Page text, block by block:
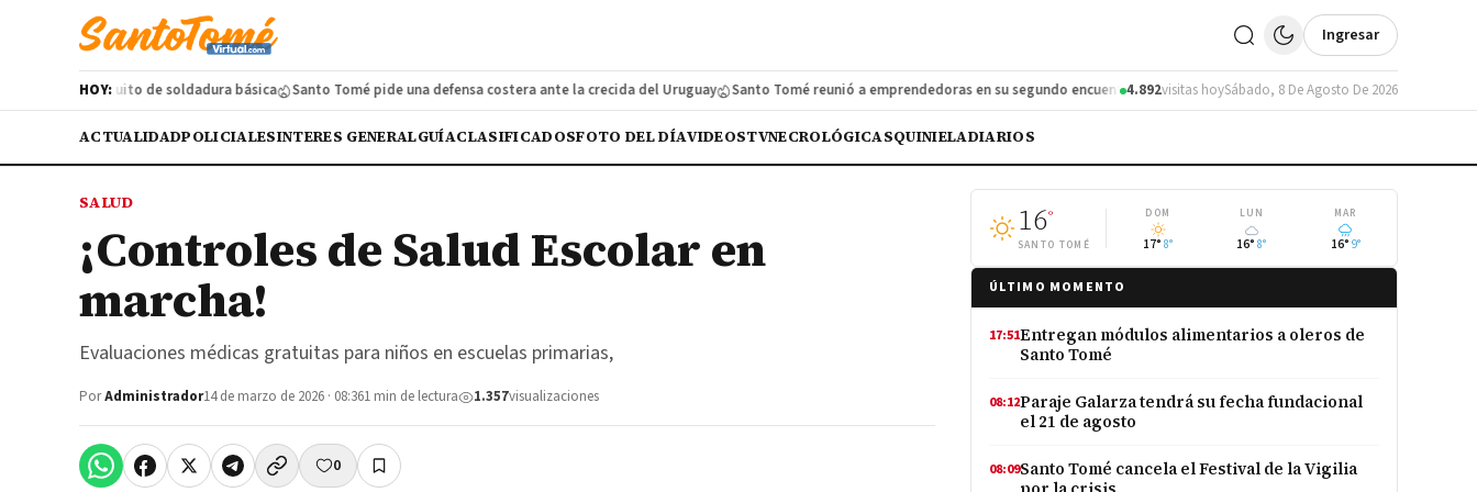
Ingresar
HOY:
curso gratuito de soldadura básica Santo Tomé pide una defensa costera ante la crecida del Uruguay Santo Tomé reunió a emprendedoras en su segundo encuentro Santo Tomé actualiza su Código de Faltas tras 30 años
4.892visitas hoySábado, 8 De Agosto De 2026
ACTUALIDADPOLICIALESINTERES GENERALGUÍACLASIFICADOSFOTO DEL DÍAVIDEOSTVNECROLÓGICASQUINIELADIARIOS
SALUD
¡Controles de Salud Escolar en
marcha!
Evaluaciones médicas gratuitas para niños en escuelas primarias,
PorAdministrador14 de marzo de 2026 · 08:361 min de lectura 1.357visualizaciones
0
16°
SANTO TOMÉ
DOM
17° 8°
LUN
16° 8°
MAR
16° 9°
ÚLTIMO MOMENTO
17:51Entregan módulos alimentarios a oleros de
Santo Tomé
08:12Paraje Galarza tendrá su fecha fundacional
el 21 de agosto
08:09Santo Tomé cancela el Festival de la Vigilia